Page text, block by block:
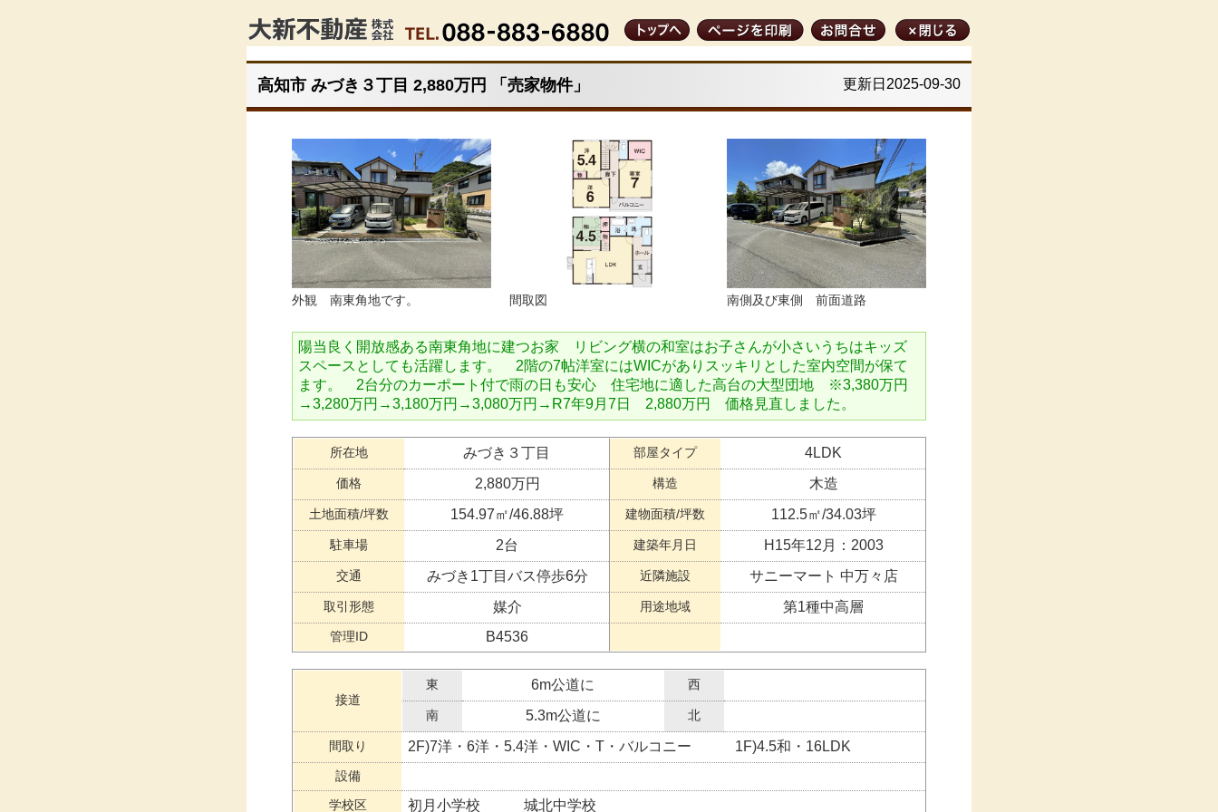
高知市 みづき３丁目 2,880万円 「売家物件」 更新日2025-09-30
外観 南東角地です。 間取図 南側及び東側 前面道路
陽当良く開放感ある南東角地に建つお家 リビング横の和室はお子さんが小さいうちはキッズ
スペースとしても活躍します。 2階の7帖洋室にはWICがありスッキリとした室内空間が保て
ます。 2台分のカーポート付で雨の日も安心 住宅地に適した高台の大型団地 ※3,380万円
→3,280万円→3,180万円→3,080万円→R7年9月7日 2,880万円 価格見直しました。
所在地 みづき３丁目 部屋タイプ 4LDK
価格 2,880万円 構造 木造
土地面積/坪数 154.97㎡/46.88坪 建物面積/坪数 112.5㎡/34.03坪
駐車場 2台 建築年月日 H15年12月：2003
交通 みづき1丁目バス停歩6分 近隣施設 サニーマート 中万々店
取引形態 媒介 用途地域 第1種中高層
管理ID B4536
接道
東 6m公道に 西
南 5.3m公道に 北
間取り 2F)7洋・6洋・5.4洋・WIC・T・バルコニー 1F)4.5和・16LDK
設備
学校区
初月小学校 城北中学校